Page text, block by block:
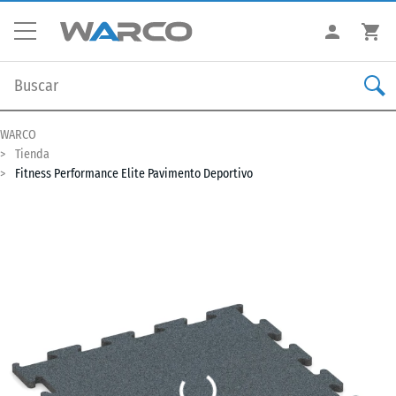
WARCO
Tienda
Fitness Performance Elite Pavimento Deportivo